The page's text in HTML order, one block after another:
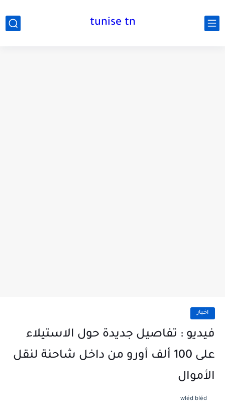
tunise tn
اخبار
فيديو : تفاصيل جديدة حول الاستيلاء
على 100 ألف أورو من داخل شاحنة لنقل
الأموال
wléd bléd